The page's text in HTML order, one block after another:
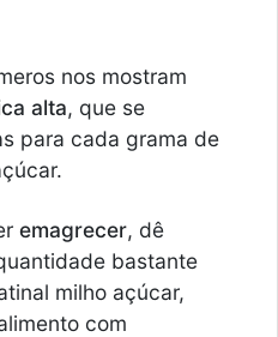
nos mostram
alta, que se
para cada grama de
emagrecer, dê
bastante
milho açúcar,
com